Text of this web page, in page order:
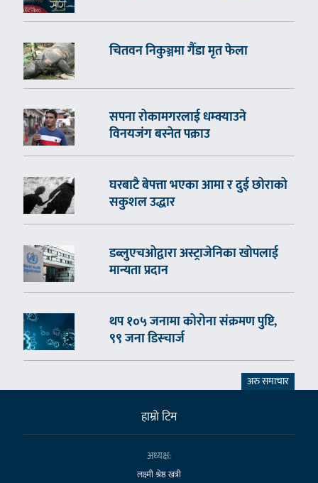
चितवन निकुञ्जमा गैँडा मृत फेला
सपना रोकामगरलाई धम्क्याउने
विनयजंग बस्नेत पक्राउ
घरबाटै बेपत्ता भएका आमा र दुई छोराको
सकुशल उद्धार
डब्लुएचओद्वारा अस्ट्राजेनिका खोपलाई
मान्यता प्रदान
थप १०५ जनामा कोरोना संक्रमण पुष्टि,
९९ जना डिस्चार्ज
अरु समाचार
हाम्राे टिम
अध्यक्ष:
लक्ष्मी श्रेष्ठ खत्री